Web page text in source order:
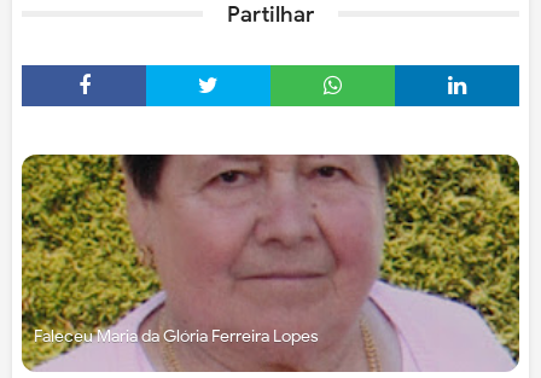
Partilhar
Faleceu Maria da Glória Ferreira Lopes